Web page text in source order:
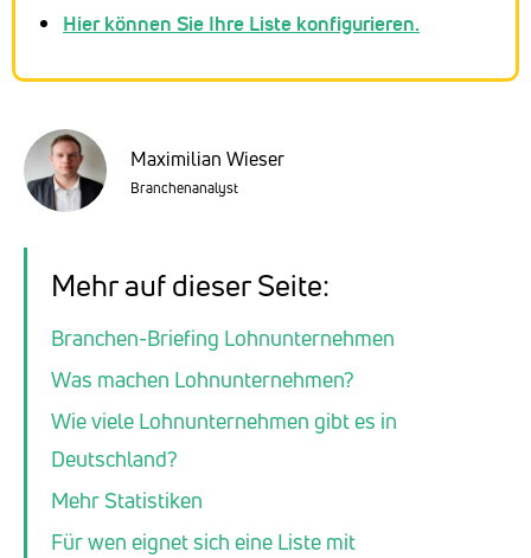
Hier können Sie Ihre Liste konfigurieren.
Maximilian Wieser
Branchenanalyst
Mehr auf dieser Seite:
Branchen-Briefing Lohnunternehmen
Was machen Lohnunternehmen?
Wie viele Lohnunternehmen gibt es in
Deutschland?
Mehr Statistiken
Für wen eignet sich eine Liste mit